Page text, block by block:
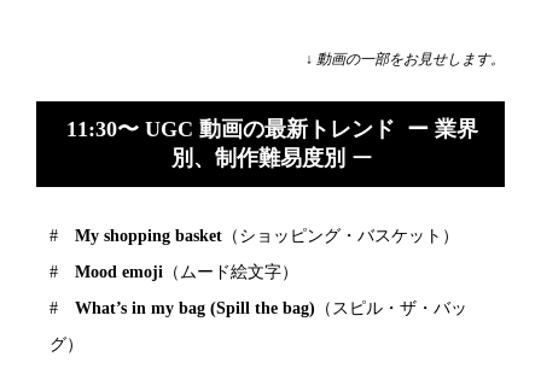
↓ 動画の一部をお見せします。
11:30〜 UGC 動画の最新トレンド ー 業界
別、制作難易度別 ー
#My shopping basket （ショッピング・バスケット）
#Mood emoji （ムード絵文字）
#What’s in my bag (Spill the bag) （スピル・ザ・バッ
グ）